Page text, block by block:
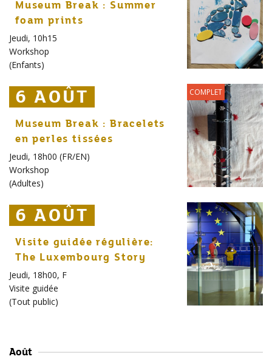
Museum Break : Summer
foam prints
Jeudi, 10h15
Workshop
(Enfants)
6 AOÛT
6 AOÛT
6 AOÛT COMPLET
Museum Break : Bracelets
en perles tissées
Jeudi, 18h00 (FR/EN)
Workshop
(Adultes)
6 AOÛT
6 AOÛT
6 AOÛT
Visite guidée régulière:
The Luxembourg Story
Jeudi, 18h00, F
Visite guidée
(Tout public)
Août